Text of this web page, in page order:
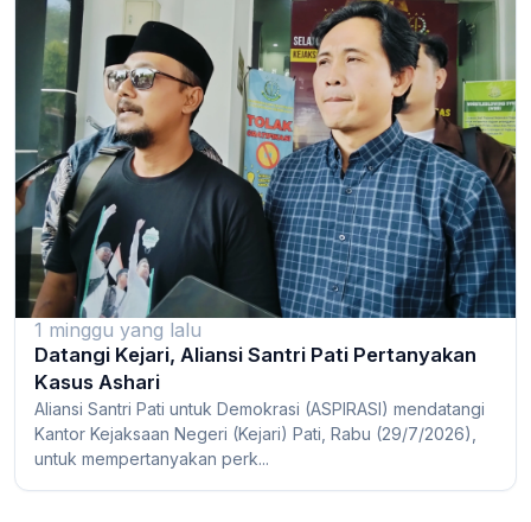
1 minggu yang lalu
Datangi Kejari, Aliansi Santri Pati Pertanyakan
Kasus Ashari
Aliansi Santri Pati untuk Demokrasi (ASPIRASI) mendatangi
Kantor Kejaksaan Negeri (Kejari) Pati, Rabu (29/7/2026),
untuk mempertanyakan perk...